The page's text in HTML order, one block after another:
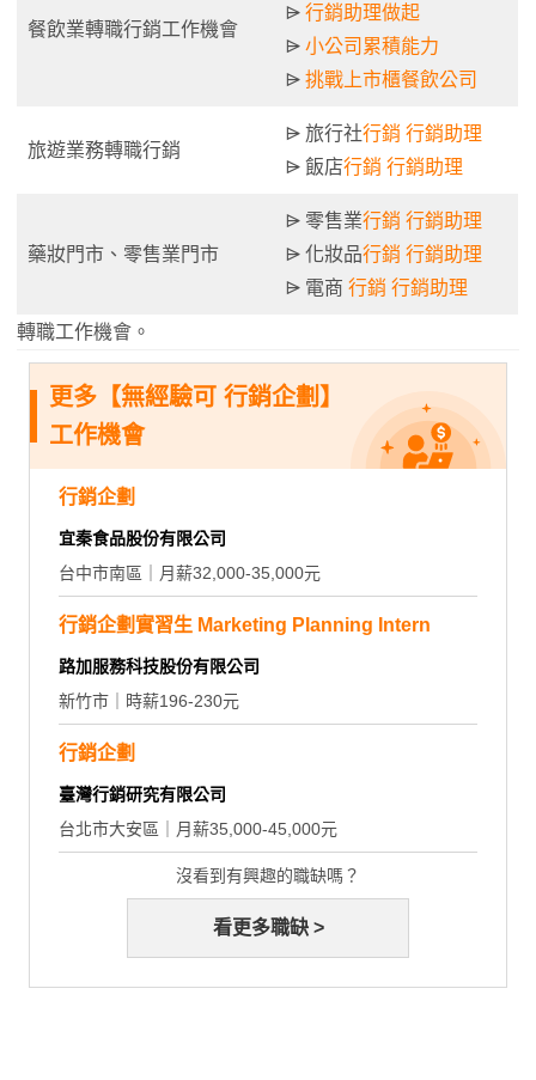
餐飲業轉職行銷工作機會
⩥ 行銷助理做起
⩥ 小公司累積能力
⩥ 挑戰上市櫃餐飲公司
旅遊業務轉職行銷
⩥ 旅行社行銷 行銷助理
⩥ 飯店行銷 行銷助理
藥妝門市、零售業門市
⩥ 零售業行銷 行銷助理
⩥ 化妝品行銷 行銷助理
⩥ 電商 行銷 行銷助理
轉職工作機會。
更多【無經驗可 行銷企劃】
工作機會
行銷企劃
宜秦食品股份有限公司
台中市南區｜月薪32,000-35,000元
行銷企劃實習生 Marketing Planning Intern
路加服務科技股份有限公司
新竹市｜時薪196-230元
行銷企劃
臺灣行銷研究有限公司
台北市大安區｜月薪35,000-45,000元
沒看到有興趣的職缺嗎？
看更多職缺 >